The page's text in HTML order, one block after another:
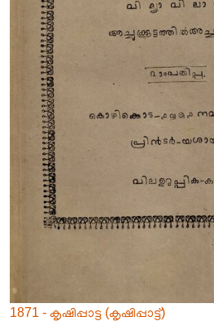
1871 - കൃഷിപ്പാട്ട (കൃഷിപ്പാട്ട്)